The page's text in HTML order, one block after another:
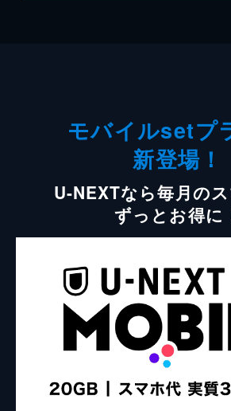
モバイルsetプ
新登場！
U-NEXTなら毎月の
ずっとお得に